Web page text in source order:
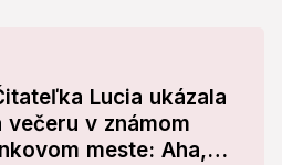
Lucia ukázala
večeru v známom
meste: Aha,